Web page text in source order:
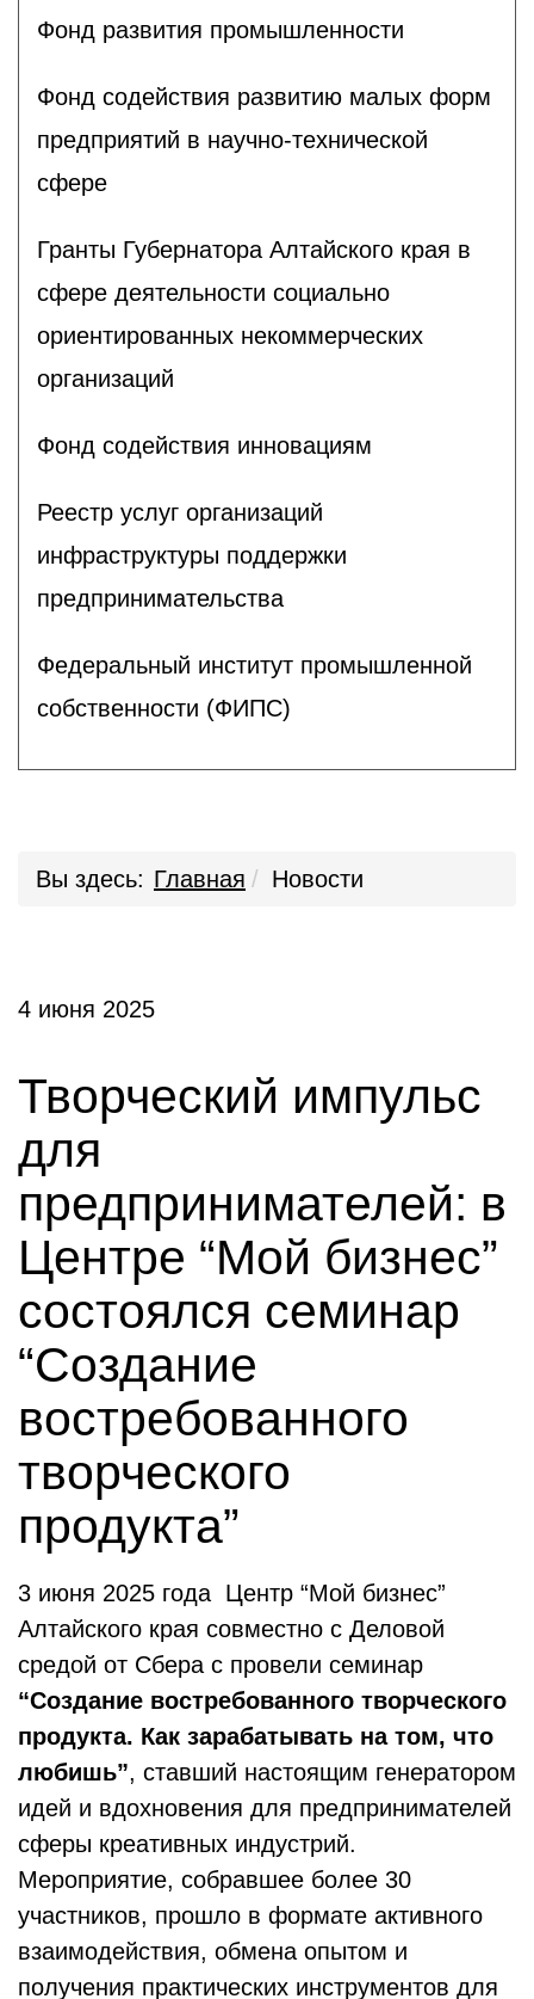
Фонд развития промышленности
Фонд содействия развитию малых форм
предприятий в научно-технической
сфере
Гранты Губернатора Алтайского края в
сфере деятельности социально
ориентированных некоммерческих
организаций
Фонд содействия инновациям
Реестр услуг организаций
инфраструктуры поддержки
предпринимательства
Федеральный институт промышленной
собственности (ФИПС)
Вы здесь: Главная Новости
4 июня 2025
Творческий импульс
для
предпринимателей: в
Центре “Мой бизнес”
состоялся семинар
“Создание
востребованного
творческого
продукта”
3 июня 2025 года Центр “Мой бизнес”
Алтайского края совместно с Деловой
средой от Сбера с провели семинар
“Создание востребованного творческого
продукта. Как зарабатывать на том, что
любишь”, ставший настоящим генератором
идей и вдохновения для предпринимателей
сферы креативных индустрий.
Мероприятие, собравшее более 30
участников, прошло в формате активного
взаимодействия, обмена опытом и
получения практических инструментов для